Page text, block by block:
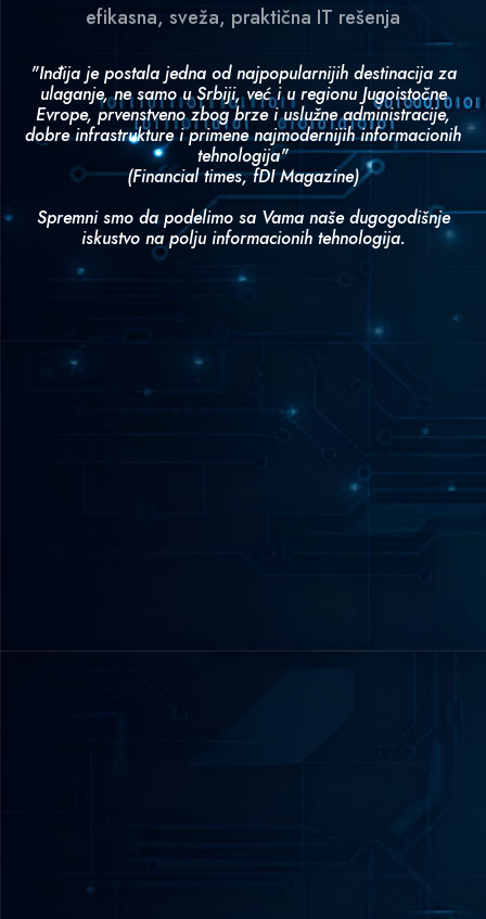
efikasna, sveža, praktična IT rešenja
"Inđija je postala jedna od najpopularnijih destinacija za
ulaganje, ne samo u Srbiji, već i u regionu Jugoistočne
Evrope, prvenstveno zbog brze i uslužne administracije,
dobre infrastrukture i primene najmodernijih informacionih
tehnologija"
(Financial times, fDI Magazine)
Spremni smo da podelimo sa Vama naše dugogodišnje
iskustvo na polju informacionih tehnologija.